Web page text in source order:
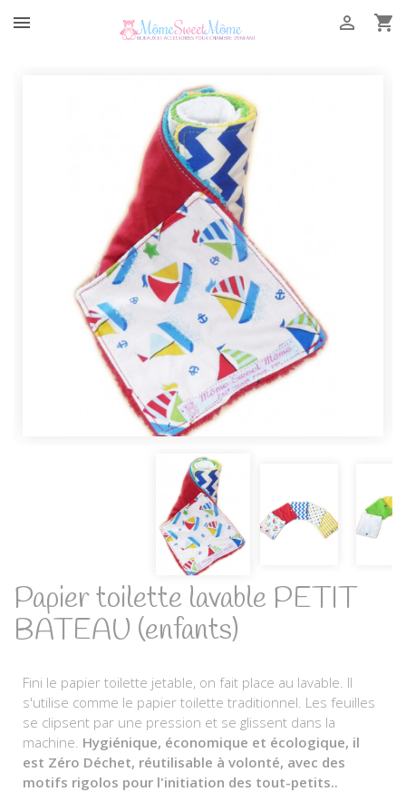
 

Papier toilette lavable PETIT
BATEAU (enfants)
Fini le papier toilette jetable, on fait place au lavable. Il
s'utilise comme le papier toilette traditionnel. Les feuilles
se clipsent par une pression et se glissent dans la
machine. Hygiénique, économique et écologique, il
est Zéro Déchet, réutilisable à volonté, avec des
motifs rigolos pour l'initiation des tout-petits..